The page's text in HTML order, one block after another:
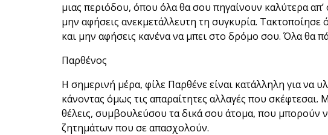
μιας περιόδου, όπου όλα θα σου πηγαίνουν καλύτερα
μην αφήσεις ανεκμετάλλευτη τη συγκυρία.
και μην αφήσεις κανένα να μπει στο δρόμο σου. Όλα θα
Παρθένος
Η σημερινή μέρα, φίλε Παρθένε είναι κατάλληλη για να
κάνοντας όμως τις απαραίτητες αλλαγές που σκέφτεσαι.
θέλεις, συμβουλεύσου τα δικά σου άτομα, που μπορούν
ζητημάτων που σε απασχολούν.